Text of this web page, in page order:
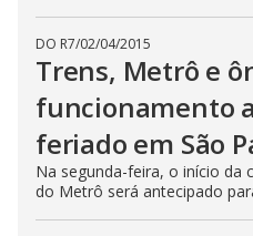
DO R7/02/04/2015
Trens, Metrô e
funcionamento
feriado em São
Na segunda-feira, o início da
do Metrô será antecipado